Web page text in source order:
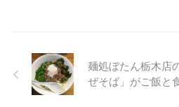
麺処ぼたん栃木店
ぜそば」がご飯と